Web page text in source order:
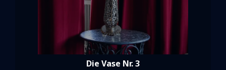
Die Vase Nr. 3